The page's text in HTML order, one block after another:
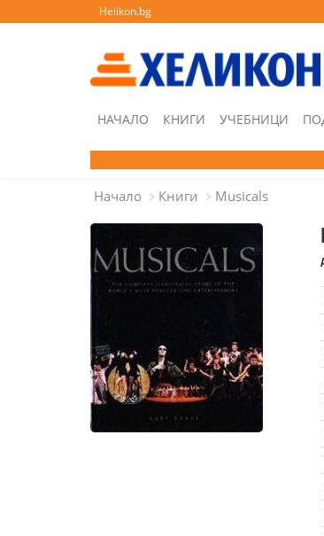
Helikon.bg
НАЧАЛО КНИГИ УЧЕБНИЦИ
Начало Книги Musicals